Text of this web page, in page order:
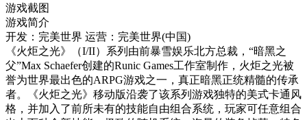
游戏截图
游戏简介
开发：完美世界 运营：完美世界(中国)
《火炬之光》（I/II）系列由前暴雪娱乐北方总裁，“暗黑之
父”Max Schaefer创建的Runic Games工作室制作，火炬之光被
誉为世界最出色的ARPG游戏之一，真正暗黑正统精髓的传承
者。《火炬之光》移动版沿袭了该系列游戏独特的美式卡通风
格，并加入了前所未有的技能自由组合系统，玩家可任意组合